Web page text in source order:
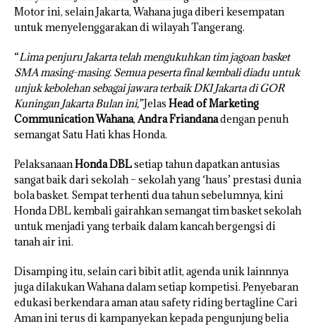
Motor ini, selain Jakarta, Wahana juga diberi kesempatan
untuk menyelenggarakan di wilayah Tangerang.
“Lima penjuru Jakarta telah mengukuhkan tim jagoan basket
SMA masing-masing. Semua peserta final kembali diadu untuk
unjuk kebolehan sebagai jawara terbaik DKI Jakarta di GOR
Kuningan Jakarta Bulan ini,”Jelas Head of Marketing
Communication Wahana,Andra Friandanadengan penuh
semangat Satu Hati khas Honda.
PelaksanaanHonda DBLsetiap tahun dapatkan antusias
sangat baik dari sekolah – sekolah yang ‘haus’ prestasi dunia
bola basket. Sempat terhenti dua tahun sebelumnya, kini
Honda DBL kembali gairahkan semangat tim basket sekolah
untuk menjadi yang terbaik dalam kancah bergengsi di
tanah air ini.
Disamping itu, selain cari bibit atlit, agenda unik lainnnya
juga dilakukan Wahana dalam setiap kompetisi. Penyebaran
edukasi berkendara aman atau safety riding bertagline Cari
Aman ini terus di kampanyekan kepada pengunjung belia